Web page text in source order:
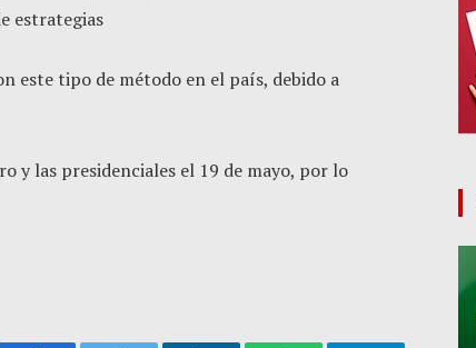
estrategias
este tipo de método en el país, debido a
y las presidenciales el 19 de mayo, por lo